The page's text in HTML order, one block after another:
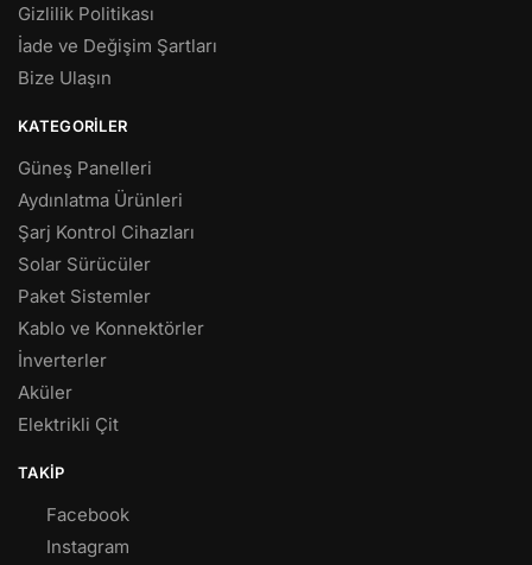
Gizlilik Politikası
İade ve Değişim Şartları
Bize Ulaşın
KATEGORILER
Güneş Panelleri
Aydınlatma Ürünleri
Şarj Kontrol Cihazları
Solar Sürücüler
Paket Sistemler
Kablo ve Konnektörler
İnverterler
Aküler
Elektrikli Çit
TAKIP
Facebook
Instagram